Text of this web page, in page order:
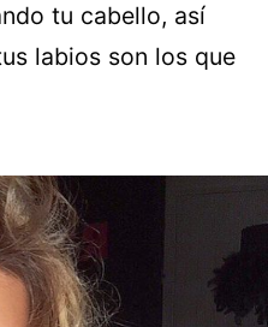
tu cabello, así
labios son los que